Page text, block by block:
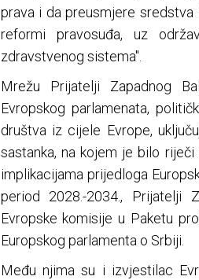
prava i da preusmjere
reformi pravosuđa, uz
zdravstvenog sistema".
Mrežu Prijatelji Zapadnog
Evropskog parlamenata,
društva iz cijele Evrope,
sastanka, na kojem je bilo
implikacijama prijedloga
period 2028.-2034., Prijatelji
Evropske komisije u Paketu
Europskog parlamenta o Srbiji.
Među njima su i izvjestilac